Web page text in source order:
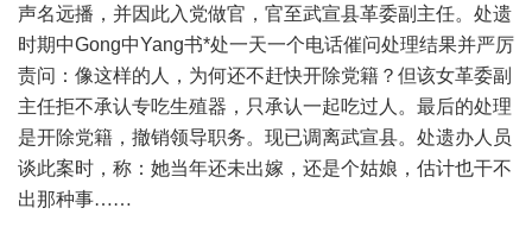
声名远播，并因此入党做官，官至武宣县革委副主任。处遗
时期中Gong中Yang书*处一天一个电话催问处理结果并严厉
责问：像这样的人，为何还不赶快开除党籍？但该女革委副
主任拒不承认专吃生殖器，只承认一起吃过人。最后的处理
是开除党籍，撤销领导职务。现已调离武宣县。处遗办人员
谈此案时，称：她当年还未出嫁，还是个姑娘，估计也干不
出那种事……